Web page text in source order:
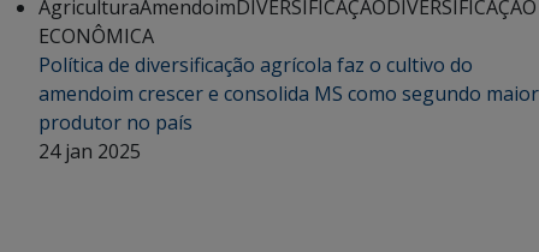
AgriculturaAmendoimDIVERSIFICAÇÃODIVERSIFICAÇÃO
ECONÔMICA
Política de diversificação agrícola faz o cultivo do
amendoim crescer e consolida MS como segundo maior
produtor no país
24 jan 2025